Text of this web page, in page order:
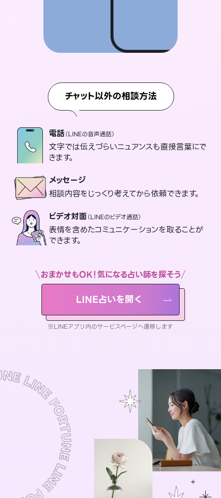
チャット以外の相談方法
電話（LINEの音声通話）
文字では伝えづらいニュアンスも直接言葉にで
きます。
メッセージ
相談内容をじっくり考えてから依頼できます。
ビデオ対面（LINEのビデオ通話）
表情を含めたコミュニケーションを取ることが
できます。
おまかせもOK！気になる占い師を探そう
LINE占いを開く
※LINEアプリ内のサービスページへ遷移します